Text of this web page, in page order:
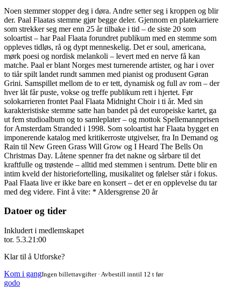
Noen stemmer stopper deg i døra. Andre setter seg i kroppen og blir
der. Paal Flaatas stemme gjør begge deler. Gjennom en platekarriere
som strekker seg mer enn 25 år tilbake i tid – de siste 20 som
soloartist – har Paal Flaata forundret publikum med en stemme som
oppleves tidløs, rå og dypt menneskelig. Det er soul, americana,
mørk poesi og nordisk melankoli – levert med en nerve få kan
matche. Paal er blant Norges mest turnerende artister, og har i over
to tiår spilt landet rundt sammen med pianist og produsent Gøran
Grini. Samspillet mellom de to er tett, dynamisk og full av rom – der
hver låt får puste, vokse og treffe publikum rett i hjertet. Før
solokarrieren frontet Paal Flaata Midnight Choir i ti år. Med sin
karakteristiske stemme satte han bandet på det europeiske kartet, ga
ut fem studioalbum og to samleplater – og mottok Spellemannprisen
for Amsterdam Stranded i 1998. Som soloartist har Flaata bygget en
imponerende katalog med kritikerroste utgivelser, fra In Demand og
Rain til New Green Grass Will Grow og I Heard The Bells On
Christmas Day. Låtene spenner fra det nakne og sårbare til det
kraftfulle og trøstende – alltid med stemmen i sentrum. Dette blir en
intim kveld der historiefortelling, musikalitet og følelser står i fokus.
Paal Flaata live er ikke bare en konsert – det er en opplevelse du tar
med deg videre. Fint å vite: * Aldersgrense 20 år
Datoer og tider
Inkludert i medlemskapet
tor. 5.3.21:00
Klar til å Utforske?
Kom i gangIngen billettavgifter · Avbestill inntil 12 t før
godo